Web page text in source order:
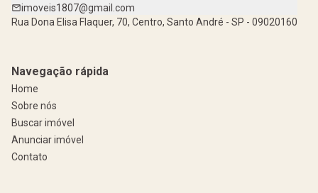
imoveis1807@gmail.com
Rua Dona Elisa Flaquer, 70, Centro, Santo André - SP - 09020160
Navegação rápida
Home
Sobre nós
Buscar imóvel
Anunciar imóvel
Contato